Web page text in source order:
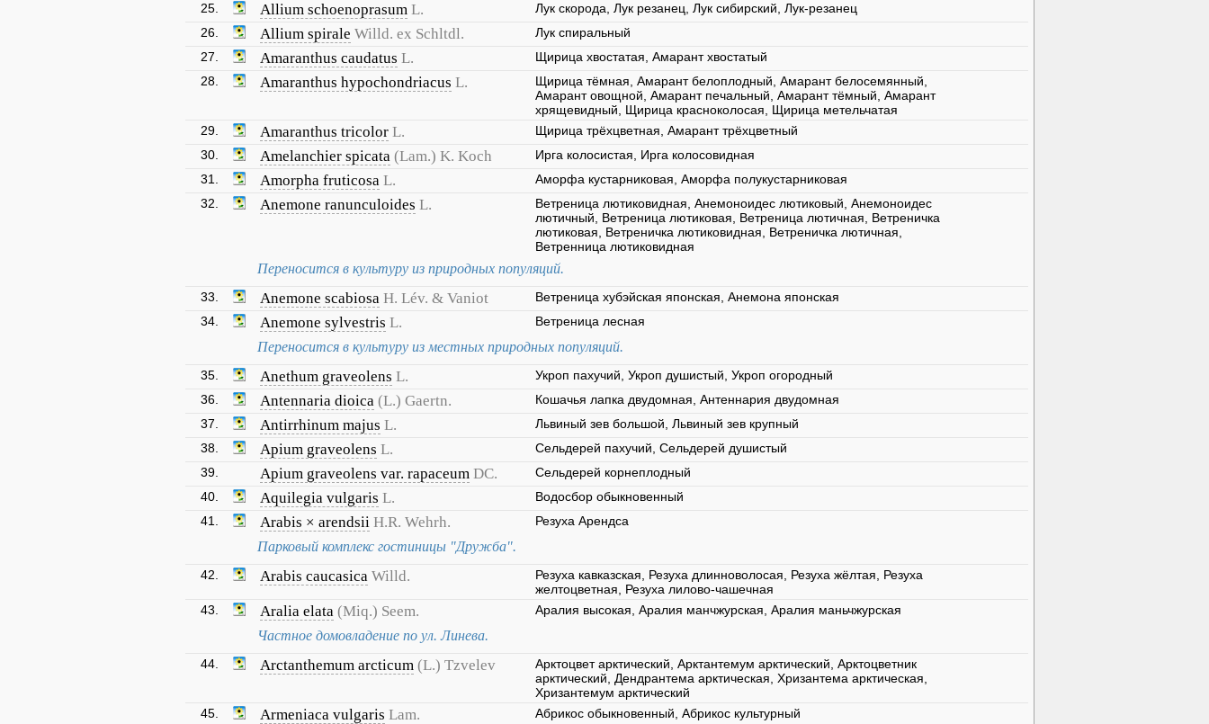
25.
Allium schoenoprasum L.
Лук скорода, Лук резанец, Лук сибирский, Лук-резанец
26.
Allium spirale Willd. ex Schltdl.
Лук спиральный
27.
Amaranthus caudatus L.
Щирица хвостатая, Амарант хвостатый
28.
Amaranthus hypochondriacus L.
Щирица тёмная, Амарант белоплодный, Амарант белосемянный,
Амарант овощной, Амарант печальный, Амарант тёмный, Амарант
хрящевидный, Щирица красноколосая, Щирица метельчатая
29.
Amaranthus tricolor L.
Щирица трёхцветная, Амарант трёхцветный
30.
Amelanchier spicata (Lam.) K. Koch
Ирга колосистая, Ирга колосовидная
31.
Amorpha fruticosa L.
Аморфа кустарниковая, Аморфа полукустарниковая
32.
Anemone ranunculoides L.
Ветреница лютиковидная, Анемоноидес лютиковый, Анемоноидес
лютичный, Ветреница лютиковая, Ветреница лютичная, Ветреничка
лютиковая, Ветреничка лютиковидная, Ветреничка лютичная,
Ветренница лютиковидная
Переносится в культуру из природных популяций.
33. Anemone scabiosa H. Lév. & Vaniot
Ветреница хубэйская японская, Анемона японская
34.
Anemone sylvestris L. Ветреница лесная
Переносится в культуру из местных природных популяций.
35. Anethum graveolens L.
Укроп пахучий, Укроп душистый, Укроп огородный
36.
Antennaria dioica (L.) Gaertn.
Кошачья лапка двудомная, Антеннария двудомная
37.
Antirrhinum majus L.
Львиный зев большой, Львиный зев крупный
38.
Apium graveolens L.
Сельдерей пахучий, Сельдерей душистый
39.
Apium graveolens var. rapaceum DC.
Сельдерей корнеплодный
40.
Aquilegia vulgaris L.
Водосбор обыкновенный
41.
Arabis × arendsii H.R. Wehrh. Резуха Арендса
Парковый комплекс гостиницы "Дружба".
42. Arabis caucasica Willd.
Резуха кавказская, Резуха длинноволосая, Резуха жёлтая, Резуха
желтоцветная, Резуха лилово-чашечная
43.
Aralia elata (Miq.) Seem. Аралия высокая, Аралия манчжурская, Аралия маньчжурская
Частное домовладение по ул. Линева.
44. Arctanthemum arcticum (L.) Tzvelev
Арктоцвет арктический, Арктантемум арктический, Арктоцветник
арктический, Дендрантема арктическая, Хризантема арктическая,
Хризантемум арктический
45.
Armeniaca vulgaris Lam.
Абрикос обыкновенный, Абрикос культурный